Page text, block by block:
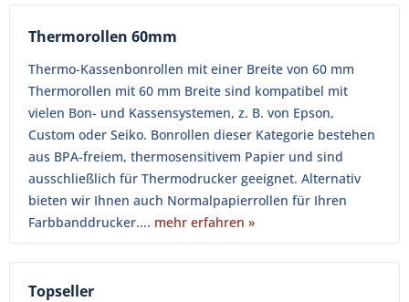
Thermorollen 60mm
Thermo-Kassenbonrollen mit einer Breite von 60 mm
Thermorollen mit 60 mm Breite sind kompatibel mit
vielen Bon- und Kassensystemen, z. B. von Epson,
Custom oder Seiko. Bonrollen dieser Kategorie bestehen
aus BPA-freiem, thermosensitivem Papier und sind
ausschließlich für Thermodrucker geeignet. Alternativ
bieten wir Ihnen auch Normalpapierrollen für Ihren
Farbbanddrucker.... mehr erfahren »
Topseller